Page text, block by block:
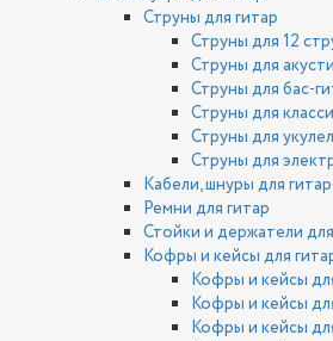
Струны для гитар
Струны для 12
Струны для
Струны для бас-
Струны для
Струны для
Струны для
Кабели, шнуры для гитар
Ремни для гитар
Стойки и держатели
Кофры и кейсы для
Кофры и кейсы
Кофры и кейсы
Кофры и кейсы